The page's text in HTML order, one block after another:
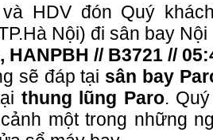
HDV đón Quý
Nội) đi sân bay
HANPBH // B3721 //
sẽ đáp tại sân bay
thung lũng Paro.
một trong những